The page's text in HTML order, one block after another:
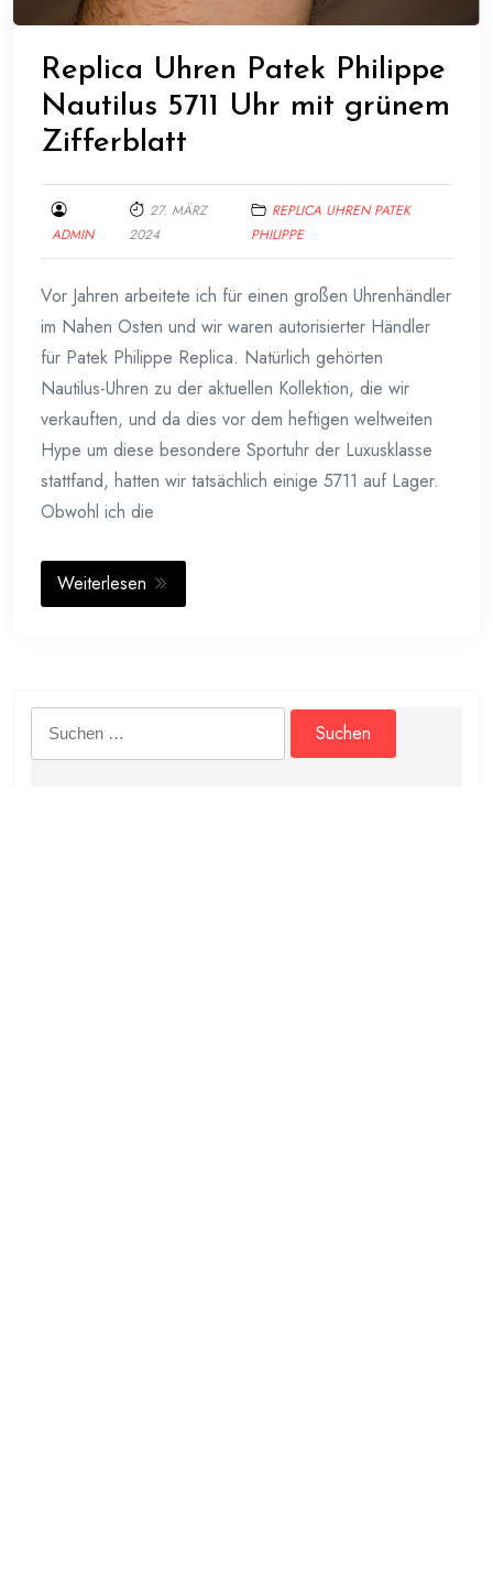
Replica Uhren Patek Philippe
Nautilus 5711 Uhr mit grünem
Zifferblatt
ADMIN
27. MÄRZ
2024
REPLICA UHREN PATEK
PHILIPPE
Vor Jahren arbeitete ich für einen großen Uhrenhändler
im Nahen Osten und wir waren autorisierter Händler
für Patek Philippe Replica. Natürlich gehörten
Nautilus-Uhren zu der aktuellen Kollektion, die wir
verkauften, und da dies vor dem heftigen weltweiten
Hype um diese besondere Sportuhr der Luxusklasse
stattfand, hatten wir tatsächlich einige 5711 auf Lager.
Obwohl ich die
Weiterlesen
Suchen
nach: